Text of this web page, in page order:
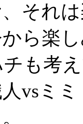
それ
ら楽
も考
vsミ